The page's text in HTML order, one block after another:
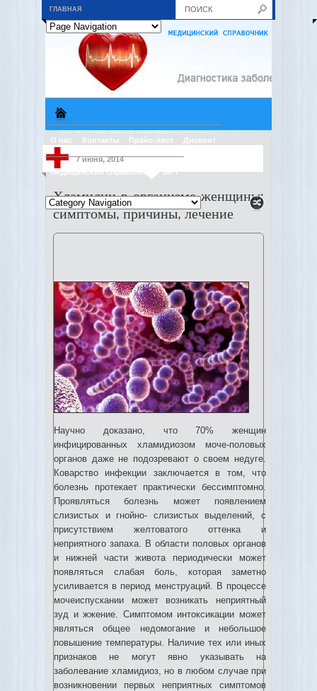
ГЛАВНАЯ
О нас Контакты Прайс-лист Дисконт
Медицинский справочник МРТ
7 июня, 2014
Хламидии в организме женщины:
симптомы, причины, лечение
Научно доказано, что 70% женщин
инфицированных хламидиозом моче-половых
органов даже не подозревают о своем недуге.
Коварство инфекции заключается в том, что
болезнь протекает практически бессимптомно.
Проявляться болезнь может появлением
слизистых и гнойно- слизистых выделений, с
присутствием желтоватого оттенка и
неприятного запаха. В области половых органов
и нижней части живота периодически может
появляться слабая боль, которая заметно
усиливается в период менструаций. В процессе
мочеиспускании может возникать неприятный
зуд и жжение. Симптомом интоксикации может
являться общее недомогание и небольшое
повышение температуры. Наличие тех или иных
признаков не могут явно указывать на
заболевание хламидиоз, но в любом случае при
возникновении первых неприятных симптомов